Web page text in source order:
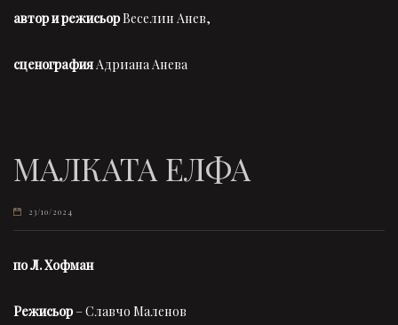
автор и режисьорВеселин Анев,
сценографияАдриана Анева
МАЛКАТА ЕЛФА
23/10/2024
по Л. Хофман
Режисьор– Славчо Маленов